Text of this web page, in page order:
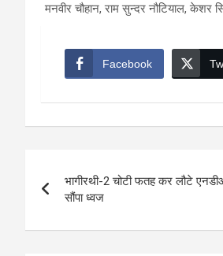
मनवीर चौहान, राम सुन्दर नौटियाल, केशर
Facebook
navigation
भागीरथी-2 चोटी फतह कर लौटे
सौंपा ध्वज